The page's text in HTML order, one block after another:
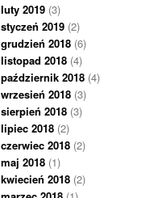
luty 2019 (3)
styczeń 2019 (2)
grudzień 2018 (6)
listopad 2018 (4)
październik 2018 (4)
wrzesień 2018 (3)
sierpień 2018 (3)
lipiec 2018 (2)
czerwiec 2018 (2)
maj 2018 (1)
kwiecień 2018 (2)